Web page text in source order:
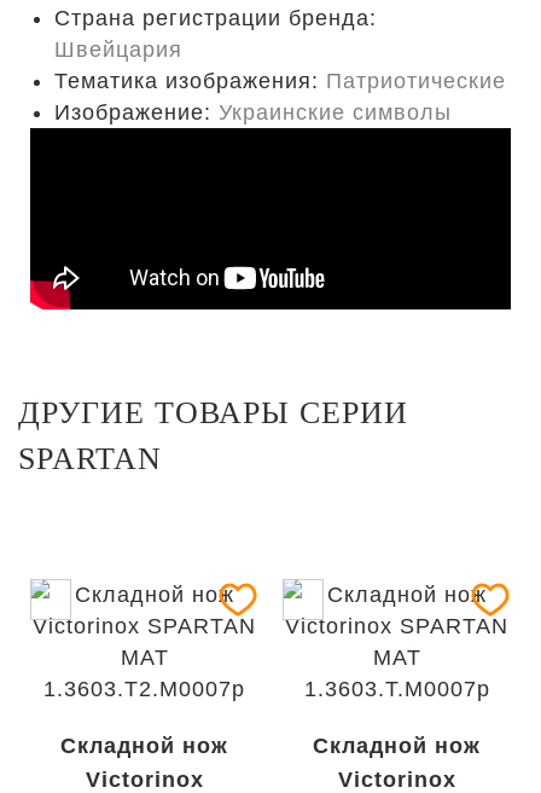
Страна регистрации бренда:
Швейцария
Тематика изображения: Патриотические
Изображение: Украинские символы
ДРУГИЕ ТОВАРЫ СЕРИИ
SPARTAN
Складной нож
Victorinox
Складной нож
Victorinox